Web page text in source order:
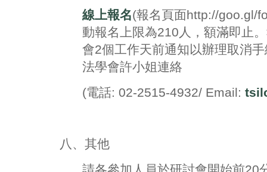
線上報名(報名頁面http://goo.gl/
動報名上限為210人，額滿即止
會2個工作天前通知以辦理取消
法學會許小姐連絡
(電話: 02-2515-4932/ Email:
八、其他